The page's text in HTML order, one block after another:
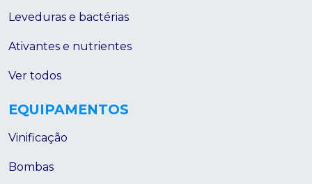
Leveduras e bactérias
Ativantes e nutrientes
Ver todos
EQUIPAMENTOS
Vinificação
Bombas